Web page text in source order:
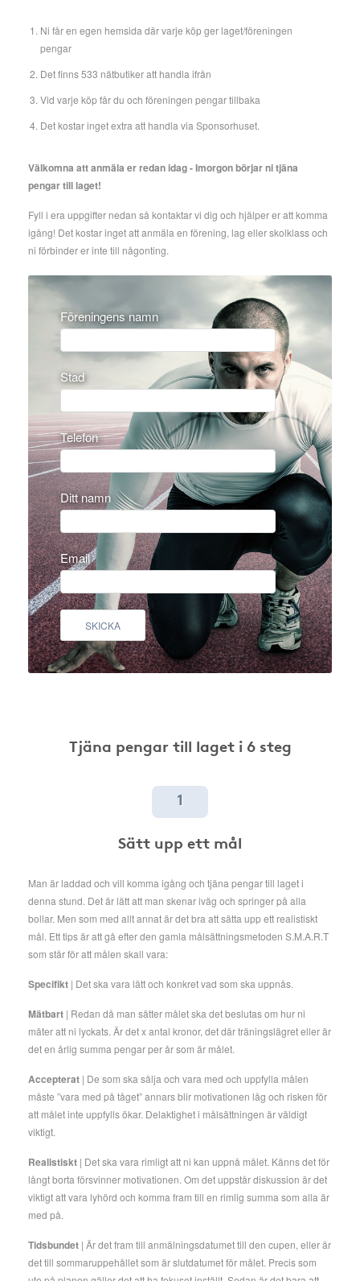
Ni får en egen hemsida där varje köp ger laget/föreningen
pengar
Det finns 533 nätbutiker att handla ifrån
Vid varje köp får du och föreningen pengar tillbaka
Det kostar inget extra att handla via Sponsorhuset.
Välkomna att anmäla er redan idag - Imorgon börjar ni tjäna
pengar till laget!
Fyll i era uppgifter nedan så kontaktar vi dig och hjälper er att komma
igång! Det kostar inget att anmäla en förening, lag eller skolklass och
ni förbinder er inte till någonting.
Föreningens namn
Stad
Telefon
Ditt namn
Email
SKICKA
Tjäna pengar till laget i 6 steg
1
Sätt upp ett mål
Man är laddad och vill komma igång och tjäna pengar till laget i
denna stund. Det är lätt att man skenar iväg och springer på alla
bollar. Men som med allt annat är det bra att sätta upp ett realistiskt
mål. Ett tips är att gå efter den gamla målsättningsmetoden S.M.A.R.T
som står för att målen skall vara:
Specifikt | Det ska vara lätt och konkret vad som ska uppnås.
Mätbart | Redan då man sätter målet ska det beslutas om hur ni
mäter att ni lyckats. Är det x antal kronor, det där träningslägret eller är
det en årlig summa pengar per år som är målet.
Accepterat | De som ska sälja och vara med och uppfylla målen
måste ”vara med på tåget” annars blir motivationen låg och risken för
att målet inte uppfylls ökar. Delaktighet i målsättningen är väldigt
viktigt.
Realistiskt | Det ska vara rimligt att ni kan uppnå målet. Känns det för
långt borta försvinner motivationen. Om det uppstår diskussion är det
viktigt att vara lyhörd och komma fram till en rimlig summa som alla är
med på.
Tidsbundet | Är det fram till anmälningsdatumet till den cupen, eller är
det till sommaruppehållet som är slutdatumet för målet. Precis som